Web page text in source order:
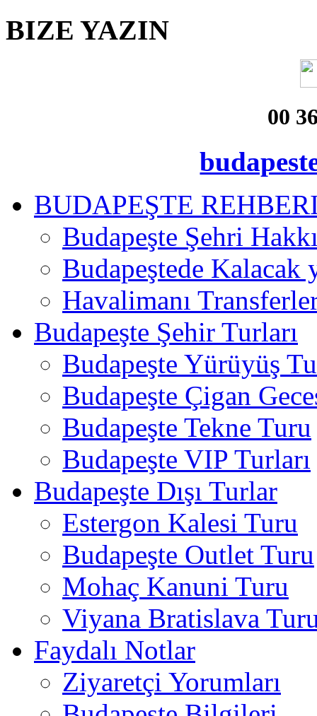
BIZE YAZIN
00
BUDAPEŞTE
Budapeşte Şehri
Budapeştede Kalacak
Havalimanı
Budapeşte Şehir Turları
Budapeşte Yürüyüş
Budapeşte Çigan
Budapeşte Tekne Turu
Budapeşte VIP Turları
Budapeşte Dışı Turlar
Estergon Kalesi Turu
Budapeşte Outlet Turu
Mohaç Kanuni Turu
Viyana Bratislava
Faydalı Notlar
Ziyaretçi Yorumları